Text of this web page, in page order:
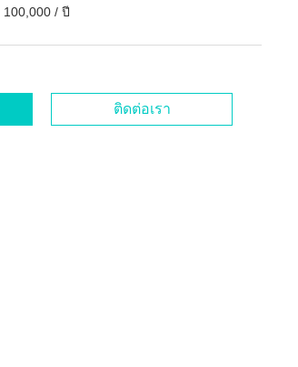
100,000 / ปี
ติดต่อเรา